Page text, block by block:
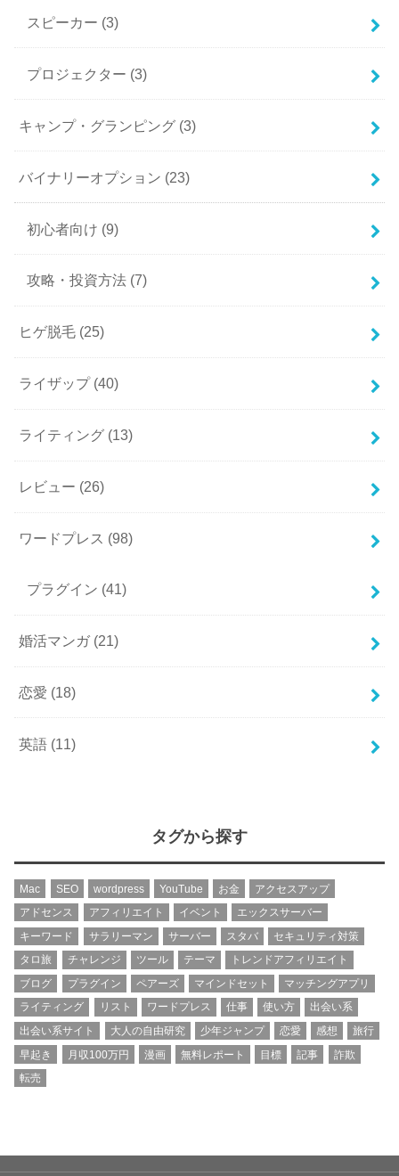
スピーカー (3)
プロジェクター (3)
キャンプ・グランピング (3)
バイナリーオプション (23)
初心者向け (9)
攻略・投資方法 (7)
ヒゲ脱毛 (25)
ライザップ (40)
ライティング (13)
レビュー (26)
ワードプレス (98)
プラグイン (41)
婚活マンガ (21)
恋愛 (18)
英語 (11)
タグから探す
Mac SEO wordpress YouTube お金
アクセスアップ
アドセンス
アフィリエイト イベント
エックスサーバー
キーワード
サラリーマン サーバー スタバ
セキュリティ対策
タロ旅
チャレンジ ツール テーマ
トレンドアフィリエイト
ブログ
プラグイン ペアーズ マインドセット
マッチングアプリ
ライティング
リスト ワードプレス 仕事 使い方
出会い系
出会い系サイト
大人の自由研究 少年ジャンプ 恋愛 感想
旅行
早起き
月収100万円 漫画 無料レポート 目標 記事
詐欺
転売